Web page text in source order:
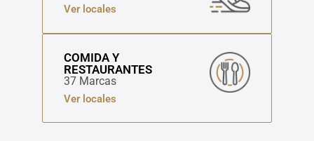
Ver locales
COMIDA Y
RESTAURANTES
37 Marcas
Ver locales